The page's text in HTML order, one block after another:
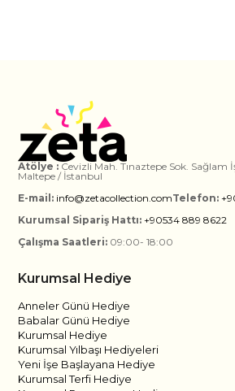
Atölye : Cevizli Mah. Tınaztepe Sok. Sağlam
Maltepe / İstanbul
E-mail: info@zetacollection.comTelefon:
Kurumsal Sipariş Hattı: +90534 889 8622
Çalışma Saatleri: 09:00- 18:00
Kurumsal Hediye
Anneler Günü Hediye
Babalar Günü Hediye
Kurumsal Hediye
Kurumsal Yılbaşı Hediyeleri
Yeni İşe Başlayana Hediye
Kurumsal Terfi Hediye